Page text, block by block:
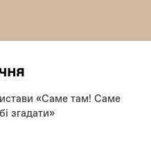
«Саме там! Саме
згадати»